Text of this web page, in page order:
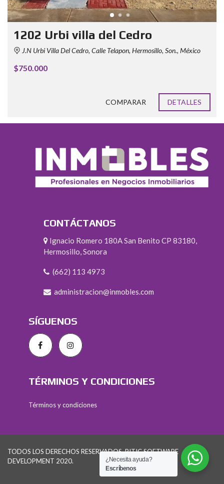
1202 Urbi villa del Cedro
J.N Urbi Villa Del Cedro, Calle Telapon, Hermosillo, Son., México
$750.000
COMPARAR DETALLES
CONTÁCTANOS
Ignacio Romero 180A San Benito CP 83180,
Hermosillo, Sonora
(662) 113 4973
administracion@inmobles.com
SÍGUENOS
TÉRMINOS Y CONDICIONES
Términos y condiciones
TODOS LOS DERECHOS RESERVADOS. PITIC SOFTWARE
DEVELOPMENT 2020.
¿Necesita ayuda?
Escríbenos